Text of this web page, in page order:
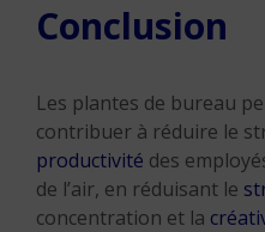
Conclusion
Les plantes de bureau
contribuer à réduire le
productivité des
de l’air, en réduisant le
concentration et la